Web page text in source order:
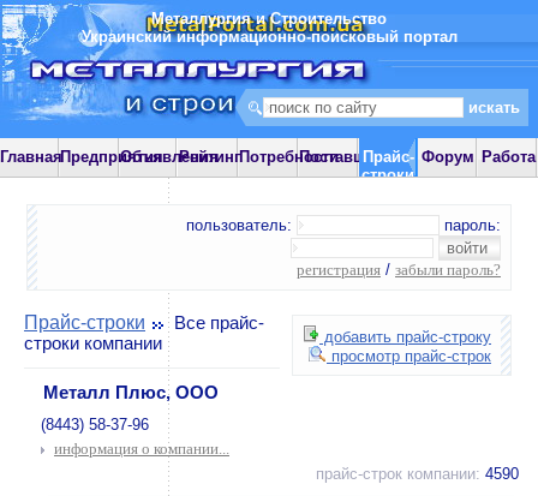
Металлургия и Строительство
Украинский информационно-поисковый портал
ГлавнаяПредприятияОбъявления
РейтингПотребностиПоставщики
Прайс-
строки
Форум Работа
пользователь: пароль:
регистрация / забыли пароль?
добавить прайс-строку
просмотр прайс-строк
Прайс-строки
Все прайс-
строки компании
Металл Плюс, ООО
(8443) 58-37-96
информация о компании...
прайс-строк компании: 4590